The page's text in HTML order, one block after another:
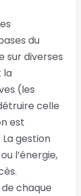
du
sur diverses
la
(les
celle
est
gestion
l’énergie,
chaque